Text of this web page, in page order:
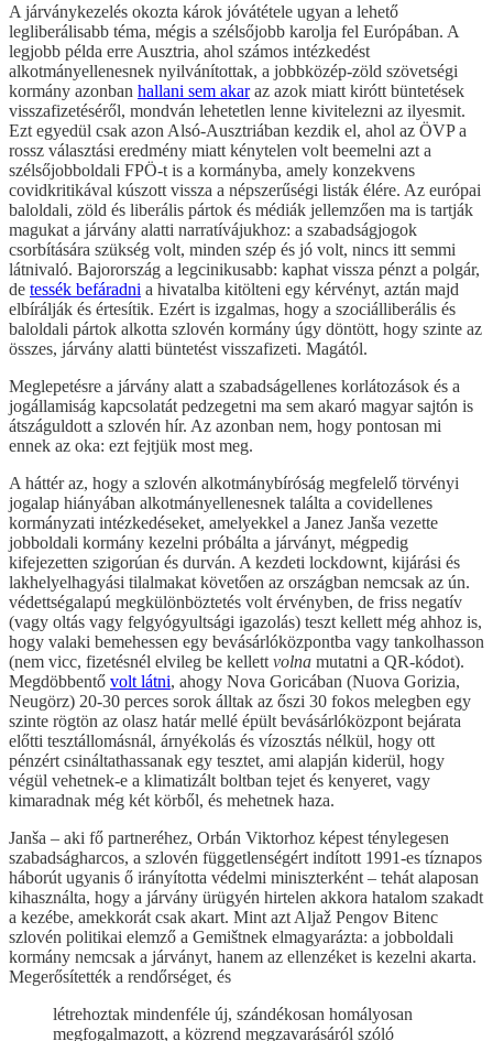
A járványkezelés okozta károk jóvátétele ugyan a lehető
legliberálisabb téma, mégis a szélsőjobb karolja fel Európában. A
legjobb példa erre Ausztria, ahol számos intézkedést
alkotmányellenesnek nyilvánítottak, a jobbközép-zöld szövetségi
kormány azonban hallani sem akaraz azok miatt kirótt büntetések
visszafizetéséről, mondván lehetetlen lenne kivitelezni az ilyesmit.
Ezt egyedül csak azon Alsó-Ausztriában kezdik el, ahol az ÖVP a
rossz választási eredmény miatt kénytelen volt beemelni azt a
szélsőjobboldali FPÖ-t is a kormányba, amely konzekvens
covidkritikával kúszott vissza a népszerűségi listák élére. Az európai
baloldali, zöld és liberális pártok és médiák jellemzően ma is tartják
magukat a járvány alatti narratívájukhoz: a szabadságjogok
csorbítására szükség volt, minden szép és jó volt, nincs itt semmi
látnivaló. Bajorország a legcinikusabb: kaphat vissza pénzt a polgár,
de tessék befáradni a hivatalba kitölteni egy kérvényt, aztán majd
elbírálják és értesítik. Ezért is izgalmas, hogy a szociálliberális és
baloldali pártok alkotta szlovén kormány úgy döntött, hogy szinte az
összes, járvány alatti büntetést visszafizeti. Magától.
Meglepetésre a járvány alatt a szabadságellenes korlátozások és a
jogállamiság kapcsolatát pedzegetni ma sem akaró magyar sajtón is
átszáguldott a szlovén hír. Az azonban nem, hogy pontosan mi
ennek az oka: ezt fejtjük most meg.
A háttér az, hogy a szlovén alkotmánybíróság megfelelő törvényi
jogalap hiányában alkotmányellenesnek találta a covidellenes
kormányzati intézkedéseket, amelyekkel a Janez Janša vezette
jobboldali kormány kezelni próbálta a járványt, mégpedig
kifejezetten szigorúan és durván. A kezdeti lockdownt, kijárási és
lakhelyelhagyási tilalmakat követően az országban nemcsak az ún.
védettségalapú megkülönböztetés volt érvényben, de friss negatív
(vagy oltás vagy felgyógyultsági igazolás) teszt kellett még ahhoz is,
hogy valaki bemehessen egy bevásárlóközpontba vagy tankolhasson
(nem vicc, fizetésnél elvileg be kellett volna mutatni a QR-kódot).
Megdöbbentő volt látni, ahogy Nova Goricában (Nuova Gorizia,
Neugörz) 20-30 perces sorok álltak az őszi 30 fokos melegben egy
szinte rögtön az olasz határ mellé épült bevásárlóközpont bejárata
előtti tesztállomásnál, árnyékolás és vízosztás nélkül, hogy ott
pénzért csináltathassanak egy tesztet, ami alapján kiderül, hogy
végül vehetnek-e a klimatizált boltban tejet és kenyeret, vagy
kimaradnak még két körből, és mehetnek haza.
Janša – aki fő partneréhez, Orbán Viktorhoz képest ténylegesen
szabadságharcos, a szlovén függetlenségért indított 1991-es tíznapos
háborút ugyanis ő irányította védelmi miniszterként – tehát alaposan
kihasználta, hogy a járvány ürügyén hirtelen akkora hatalom szakadt
a kezébe, amekkorát csak akart. Mint azt Aljaž Pengov Bitenc
szlovén politikai elemző a Gemištnek elmagyarázta: a jobboldali
kormány nemcsak a járványt, hanem az ellenzéket is kezelni akarta.
Megerősítették a rendőrséget, és
létrehoztak mindenféle új, szándékosan homályosan
megfogalmazott, a közrend megzavarásáról szóló